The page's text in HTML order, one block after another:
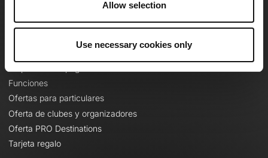
Allow selection
Use necessary cookies only
Le Mag'
Funciones
Ofertas para particulares
Oferta de clubes y organizadores
Oferta PRO Destinations
Tarjeta regalo